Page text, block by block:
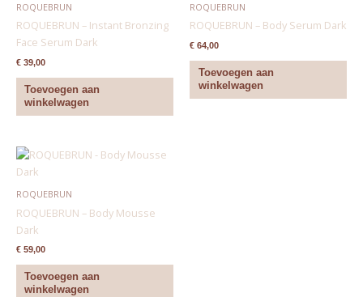
ROQUEBRUN
ROQUEBRUN – Instant Bronzing
Face Serum Dark
€39,00
Toevoegen aan
winkelwagen
ROQUEBRUN
ROQUEBRUN – Body Serum Dark
€ 64,00
Toevoegen aan
winkelwagen
ROQUEBRUN
ROQUEBRUN – Body Mousse
Dark
€59,00
Toevoegen aan
winkelwagen